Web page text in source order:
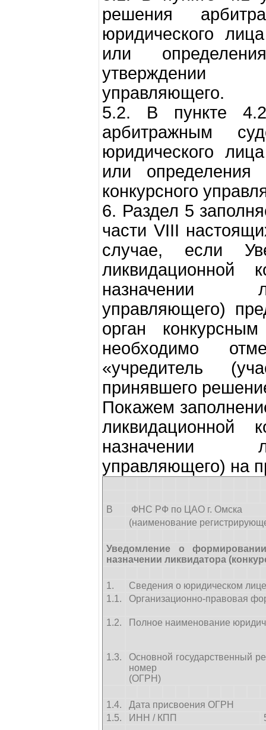
решения
юридического
или
утверждении
управляющего.
5.2. В пункте 4.2
арбитражным
юридического
или определения
конкурсного
6. Раздел 5
части VIII
случае, если
ликвидационной
назначении
управляющего)
орган
необходимо
«учредитель
принявшего
Покажем
ликвидационной
назначении
управляющего) на
В
ФНС РФ по ЦАО г. Омска
(наименование
Уведомление о
назначении ликвидатора
1.
Сведения о юридическом
1.1.
Организационно-правовая
1.2. Полное наименование
1.3.
Основной государственный
номер
(ОГРН)
1.4.
Дата присвоения ОГРН
1.5.
ИНН / КПП